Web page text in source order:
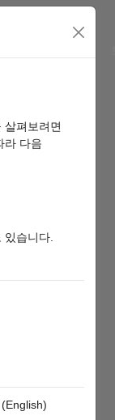
살펴보려면
라 다음
있습니다.